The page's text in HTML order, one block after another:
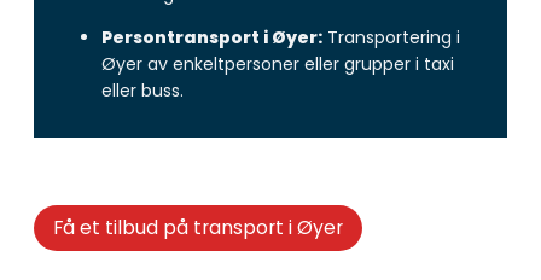
Persontransport i Øyer: Transportering i
Øyer av enkeltpersoner eller grupper i taxi
eller buss.
Få et tilbud på transport i Øyer